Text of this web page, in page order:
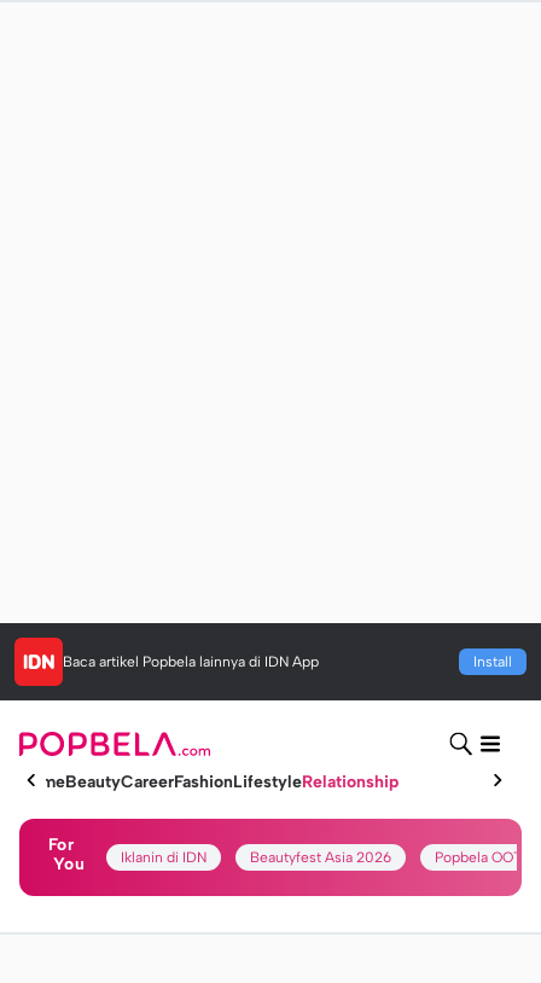
Baca artikel Popbela lainnya di IDN App Install
HomeBeautyCareerFashionLifestyleRelationship
For
You
Iklanin di IDN Beautyfest Asia 2026 Popbela OOTD